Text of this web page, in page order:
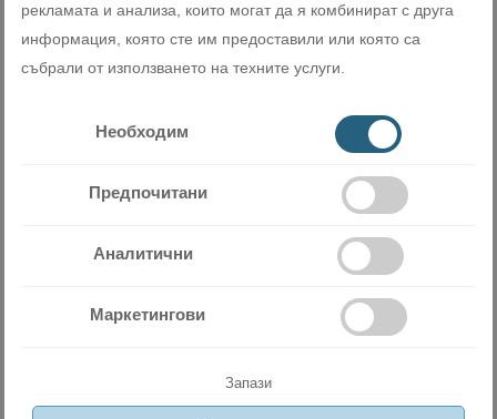
рекламата и анализа, които могат да я комбинират с друга
информация, която сте им предоставили или която са
събрали от използването на техните услуги.
Необходим
Предпочитани
Аналитични
Маркетингови
Запази